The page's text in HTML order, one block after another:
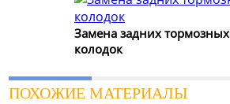
Замена задних тормозных
колодок
ПОХОЖИЕ МАТЕРИАЛЫ